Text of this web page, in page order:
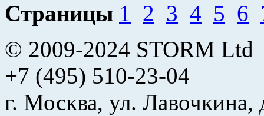
Страницы 1 2 3 4 5 6
© 2009-2024 STORM Ltd
+7 (495) 510-23-04
г. Москва, ул.